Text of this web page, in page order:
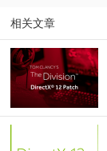
相关文章